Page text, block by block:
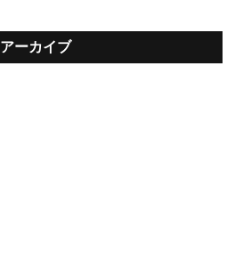
アーカイブ